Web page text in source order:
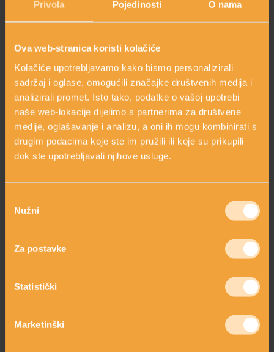
Privola Pojedinosti O nama
Ova web-stranica koristi kolačiće
Kolačiće upotrebljavamo kako bismo personalizirali
sadržaj i oglase, omogućili značajke društvenih medija i
analizirali promet. Isto tako, podatke o vašoj upotrebi
naše web-lokacije dijelimo s partnerima za društvene
medije, oglašavanje i analizu, a oni ih mogu kombinirati s
drugim podacima koje ste im pružili ili koje su prikupili
dok ste upotrebljavali njihove usluge.
pristanka
Nužni
Za postavke
Statistički
Marketinški
VODA ŠVICARSKIH
LEDENJAKA